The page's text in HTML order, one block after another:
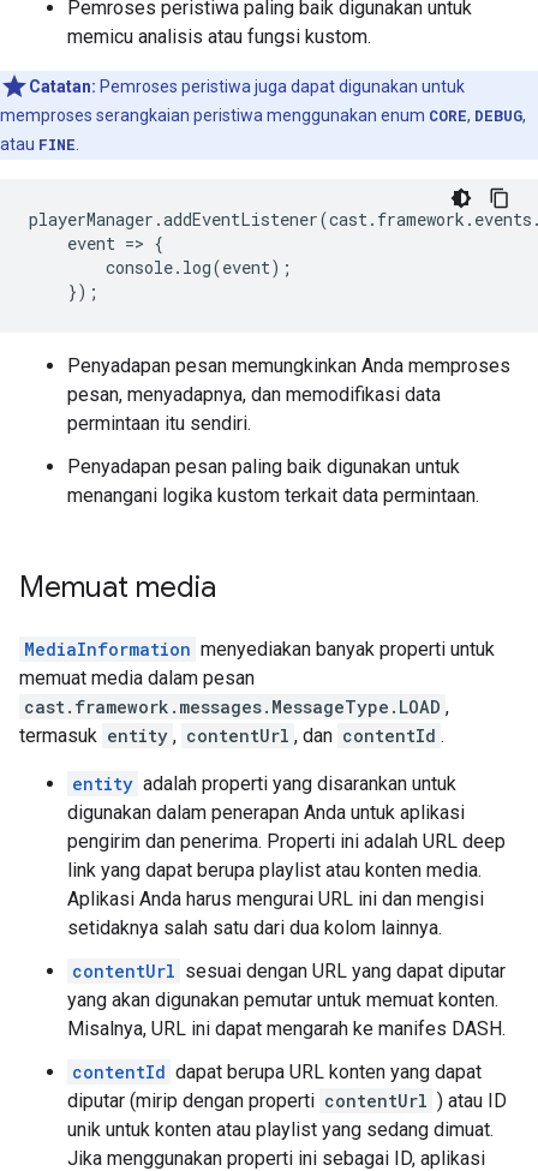
Pemroses peristiwa paling baik digunakan untuk
memicu analisis atau fungsi kustom.
Catatan: Pemroses peristiwa juga dapat digunakan untuk
memproses serangkaian peristiwa menggunakan enum CORE, DEBUG,
atau FINE
playerManager .addEventListener(cast. framework . events
event => {
console. log(event);
});
Penyadapan pesan memungkinkan Anda memproses
pesan, menyadapnya, dan memodifikasi data
permintaan itu sendiri.
Penyadapan pesan paling baik digunakan untuk
menangani logika kustom terkait data permintaan.
Memuat media
MediaInformation menyediakan banyak properti untuk
memuat media dalam pesan
cast.framework.messages.MessageType.LOAD ,
termasuk entity , contentUrl , dan contentId .
entity adalah properti yang disarankan untuk
digunakan dalam penerapan Anda untuk aplikasi
pengirim dan penerima. Properti ini adalah URL deep
link yang dapat berupa playlist atau konten media.
Aplikasi Anda harus mengurai URL ini dan mengisi
setidaknya salah satu dari dua kolom lainnya.
contentUrl sesuai dengan URL yang dapat diputar
yang akan digunakan pemutar untuk memuat konten.
Misalnya, URL ini dapat mengarah ke manifes DASH.
contentId dapat berupa URL konten yang dapat
diputar (mirip dengan properti contentUrl ) atau ID
unik untuk konten atau playlist yang sedang dimuat.
Jika menggunakan properti ini sebagai ID, aplikasi